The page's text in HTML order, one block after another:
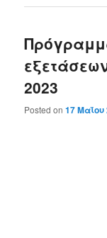
2023
Posted on17 Μαΐου